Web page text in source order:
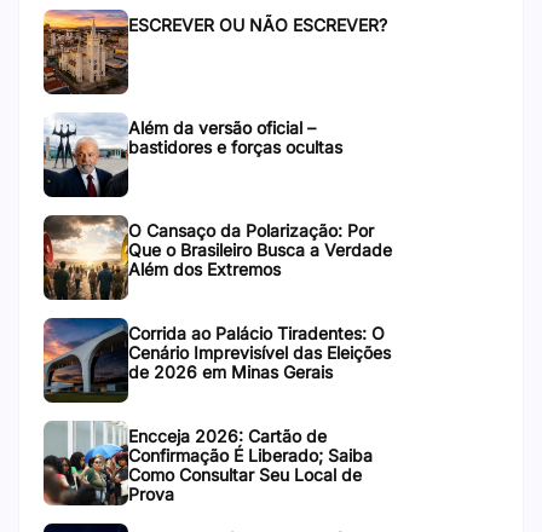
ESCREVER OU NÃO ESCREVER?
Além da versão oficial –
bastidores e forças ocultas
O Cansaço da Polarização: Por
Que o Brasileiro Busca a Verdade
Além dos Extremos
Corrida ao Palácio Tiradentes: O
Cenário Imprevisível das Eleições
de 2026 em Minas Gerais
Encceja 2026: Cartão de
Confirmação É Liberado; Saiba
Como Consultar Seu Local de
Prova